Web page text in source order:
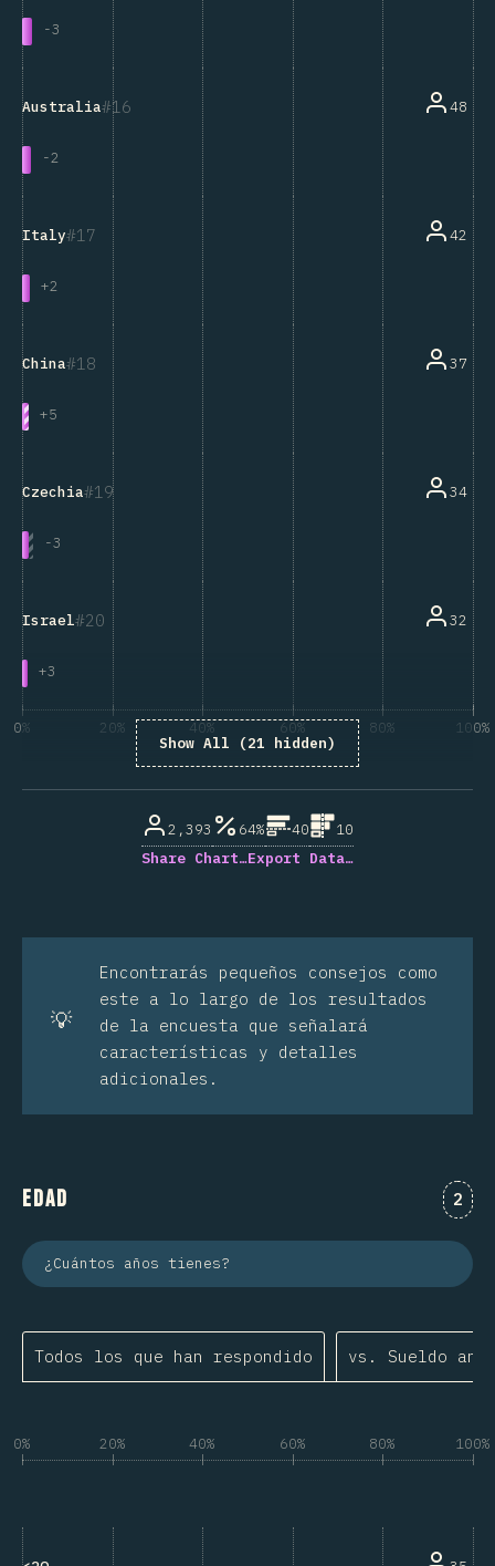
-3
16
Australia
-2
48
17
Italy
+2
42
18
China
+5
37
19
Czechia
-3
34
20
Israel
+3
32
Show All (21 hidden)
0% 20% 40% 60% 80% 100%
2,393 64% 40
10
Share Chart…Export Data…
💡
Encontrarás pequeños consejos como
este a lo largo de los resultados
de la encuesta que señalará
características y detalles
adicionales.
Edad 2
¿Cuántos años tienes?
Todos los que han respondido vs. Sueldo
0% 20% 40% 60% 80% 100%